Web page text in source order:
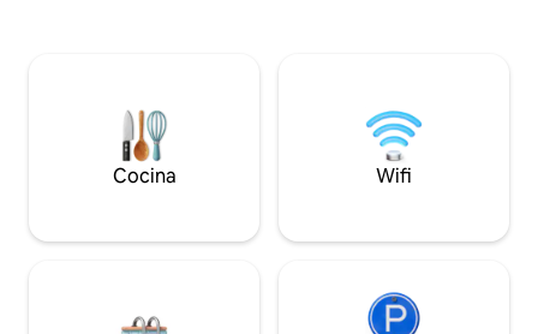
pocos pasos del lago, galería de arte,
parque Del Crary, parque Memorial,
mercado de agricultores y a pocos pasos
del centro de la ciudad. * Se requiere un
para todos los huéspedes que se alojen
remolques. En el invierno, esquía en
Brimacombe o
nuestros
Cocina Wifi